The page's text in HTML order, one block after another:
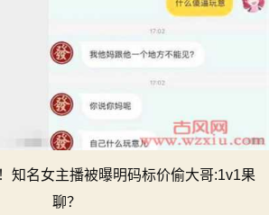
知名女主播被曝明码标价偷大哥:1v1果
聊？